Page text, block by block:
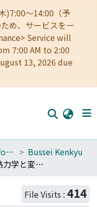
)7:00～14:00（予
め、サービスを一
Service will
7:00 AM to 2:00
13, 2026 due
390_Yukawa Institute for Theoretical Physics
Bussei Kenkyu
準定常状態の熱力学と変分原理("非平衡定常状態の研究",科研費「物性の制御」班研究会報告)
File Visits : 414